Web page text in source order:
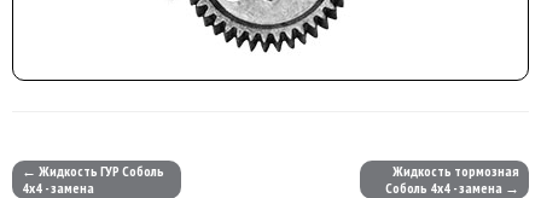
← Жидкость ГУР Соболь
4х4 - замена
Жидкость тормозная
Соболь 4х4 - замена →